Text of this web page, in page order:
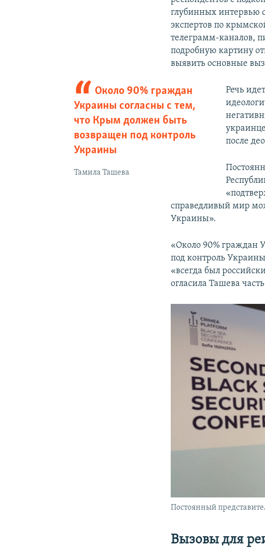
глубинных интервью
экспертов по
телеграмм-каналов,
подробную картину
выявить основные
Около 90% граждан
Украины согласны с тем,
что Крым должен быть
возвращен под контроль
Украины
Тамила Ташева
Речь
после
справедливый мир
Украины».
«Около 90% граждан
под контроль
«всегда был
огласила Ташева
Постоянный
Вызовыдля